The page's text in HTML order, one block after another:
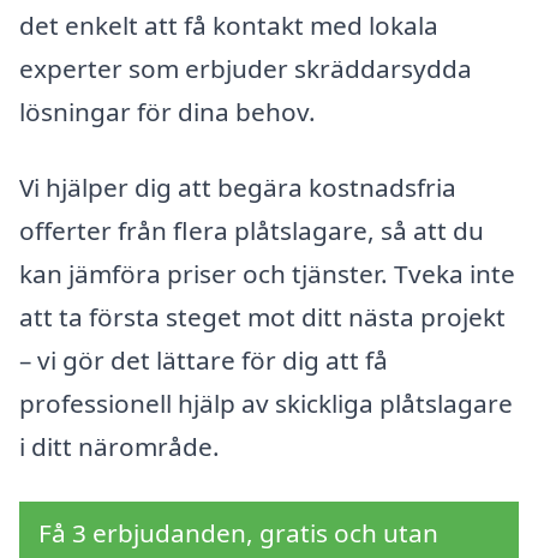
det enkelt att få kontakt med lokala
experter som erbjuder skräddarsydda
lösningar för dina behov.
Vi hjälper dig att begära kostnadsfria
offerter från flera plåtslagare, så att du
kan jämföra priser och tjänster. Tveka inte
att ta första steget mot ditt nästa projekt
– vi gör det lättare för dig att få
professionell hjälp av skickliga plåtslagare
i ditt närområde.
Få 3 erbjudanden, gratis och utan